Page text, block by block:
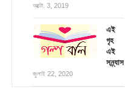
অক্টো. 3, 2019
এই
গৃহ
এই
সন্ন্যাস
জুলাই 22, 2020